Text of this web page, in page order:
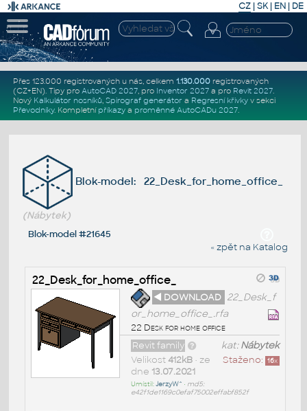
CZ | SK| EN | DE
Přes 123.000 registrovaných u nás, celkem 1.130.000registrovaných
(CZ+EN). Tipy pro AutoCAD 2027, pro Inventor 2027a pro Revit 2027.
Nový Kalkulátor nosníků, Spirograf generátor a Regresní křivkyv sekci
Převodníky. Kompletní příkazya proměnné AutoCADu 2027.
Blok-model: 22_Desk_for_home_office_
(Nábytek)
Blok-model #21645
« zpět na Katalog
22_Desk_for_home_office_
◄ DOWNLOAD 22_Desk_f
or_home_office_.rfa
22 Desk for home office
kat:Nábytek
Revit family
Staženo: 16x
Velikost 412kB• ze
dne 13.07.2021
Umístil:JerzyW^ • md5:
e42f1de1169c0efaf75002effabf852f